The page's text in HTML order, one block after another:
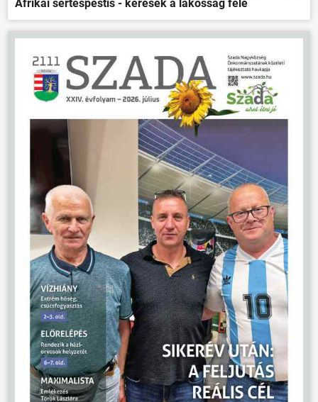
Afrikai sertéspestis - kérések a lakosság felé